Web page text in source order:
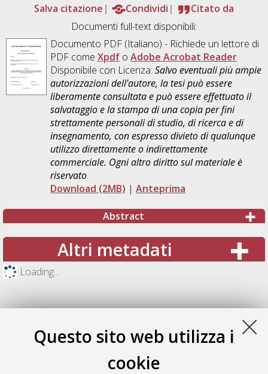
Questo sito web utilizza i
cookie
Salva citazione
Condividi
Citato da
Documenti full-text disponibili:
Documento PDF(Italiano) - Richiede un lettore di
PDF come Xpdfo Adobe Acrobat Reader
Disponibile con Licenza: Salvo eventuali più ampie
autorizzazioni dell'autore, la tesi può essere
liberamente consultata e può essere effettuato il
salvataggio e la stampa di una copia per fini
strettamente personali di studio, di ricerca e di
insegnamento, con espresso divieto di qualunque
utilizzo direttamente o indirettamente
commerciale. Ogni altro diritto sul materiale è
riservato.
Download (2MB) | Anteprima
Abstract
Altri metadati
Loading...